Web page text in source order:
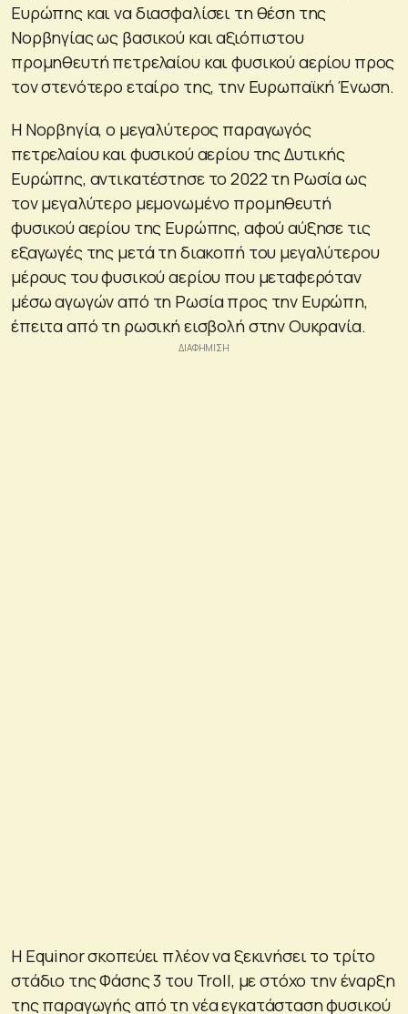
Ευρώπης και να διασφαλίσει τη θέση της
Νορβηγίας ως βασικού και αξιόπιστου
προμηθευτή πετρελαίου και φυσικού αερίου προς
τον στενότερο εταίρο της, την Ευρωπαϊκή Ένωση.
Η Νορβηγία, ο μεγαλύτερος παραγωγός
πετρελαίου και φυσικού αερίου της Δυτικής
Ευρώπης, αντικατέστησε το 2022 τη Ρωσία ως
τον μεγαλύτερο μεμονωμένο προμηθευτή
φυσικού αερίου της Ευρώπης, αφού αύξησε τις
εξαγωγές της μετά τη διακοπή του μεγαλύτερου
μέρους του φυσικού αερίου που μεταφερόταν
μέσω αγωγών από τη Ρωσία προς την Ευρώπη,
έπειτα από τη ρωσική εισβολή στην Ουκρανία.
Η Equinor σκοπεύει πλέον να ξεκινήσει το τρίτο
στάδιο της Φάσης 3 του Troll, με στόχο την έναρξη
της παραγωγής από τη νέα εγκατάσταση φυσικού